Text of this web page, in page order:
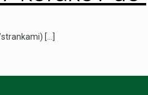
strankami) […]